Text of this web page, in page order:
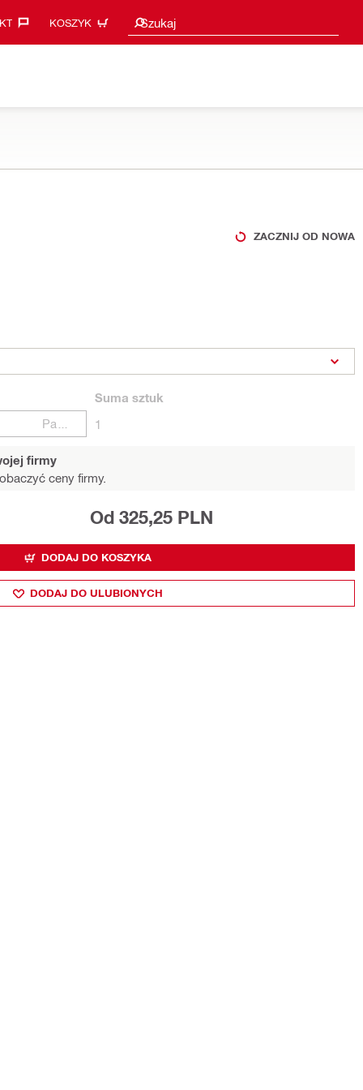
KOSZYK Szukaj
Sugestie wyszukiwania
ZACZNIJ OD NOWA
Suma sztuk
1
firmy
ceny firmy.
Od 325,25 PLN
DODAJ DO KOSZYKA
DODAJ DO ULUBIONYCH